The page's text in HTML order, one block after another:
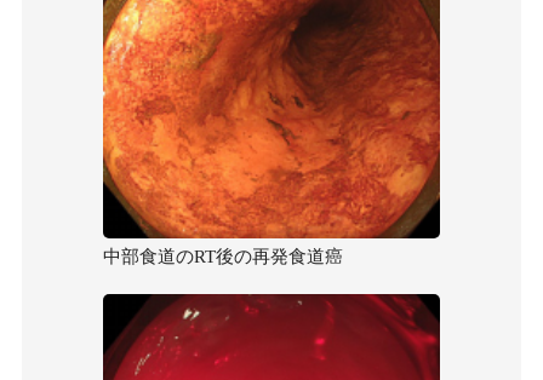
中部食道のRT後の再発食道癌